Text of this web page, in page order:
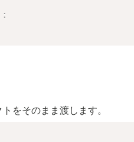
:
をそのまま渡します。